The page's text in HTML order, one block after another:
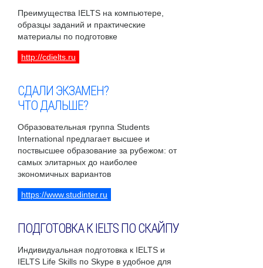
Преимущества IELTS на компьютере,
образцы заданий и практические
материалы по подготовке
http://cdielts.ru
СДАЛИ ЭКЗАМЕН?
ЧТО ДАЛЬШЕ?
Образовательная группа Students
International предлагает высшее и
поствысшее образование за рубежом: от
самых элитарных до наиболее
экономичных вариантов
https://www.studinter.ru
ПОДГОТОВКА К IELTS ПО СКАЙПУ
Индивидуальная подготовка к IELTS и
IELTS Life Skills по Skype в удобное для